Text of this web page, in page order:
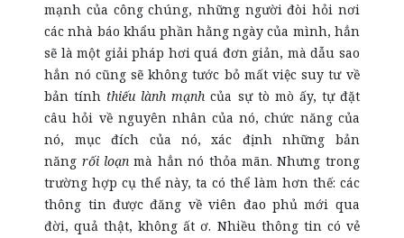
mạnh của công chúng, những người đòi hỏi nơi
các nhà báo khẩu phần hằng ngày của mình, hẳn
sẽ là một giải pháp hơi quá đơn giản, mà dẫu sao
hẳn nó cũng sẽ không tước bỏ mất việc suy tư về
bản tính thiếu lành mạnhcủa sự tò mò ấy, tự đặt
câu hỏi về nguyên nhân của nó, chức năng của
nó, mục đích của nó, xác định những bản
năng rối loạnmà hẳn nó thỏa mãn. Nhưng trong
trường hợp cụ thể này, ta có thể làm hơn thế: các
thông tin được đăng về viên đao phủ mới qua
đời, quả thật, không ất ơ. Nhiều thông tin có vẻ